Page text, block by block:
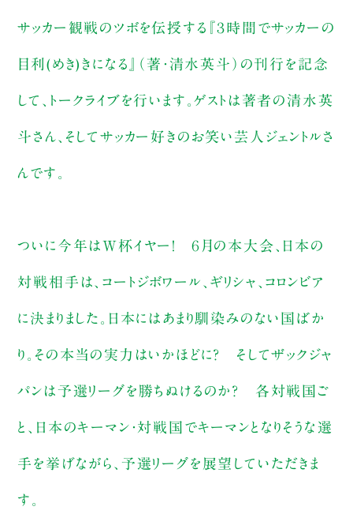
サッカー観戦のツボを伝授する『３時間でサッカーの
目利(めき)きになる』（著・清水英斗）の刊行を記念
して、トークライブを行います。ゲストは著者の清水英
斗さん、そしてサッカー好きのお笑い芸人ジェントルさ
んです。
ついに今年はＷ杯イヤー！ ６月の本大会、日本の
対戦相手は、コートジボワール、ギリシャ、コロンビア
に決まりました。日本にはあまり馴染みのない国ばか
り。その本当の実力はいかほどに？ そしてザックジャ
パンは予選リーグを勝ちぬけるのか？ 各対戦国ご
と、日本のキーマン・対戦国でキーマンとなりそうな選
手を挙げながら、予選リーグを展望していただきま
す。